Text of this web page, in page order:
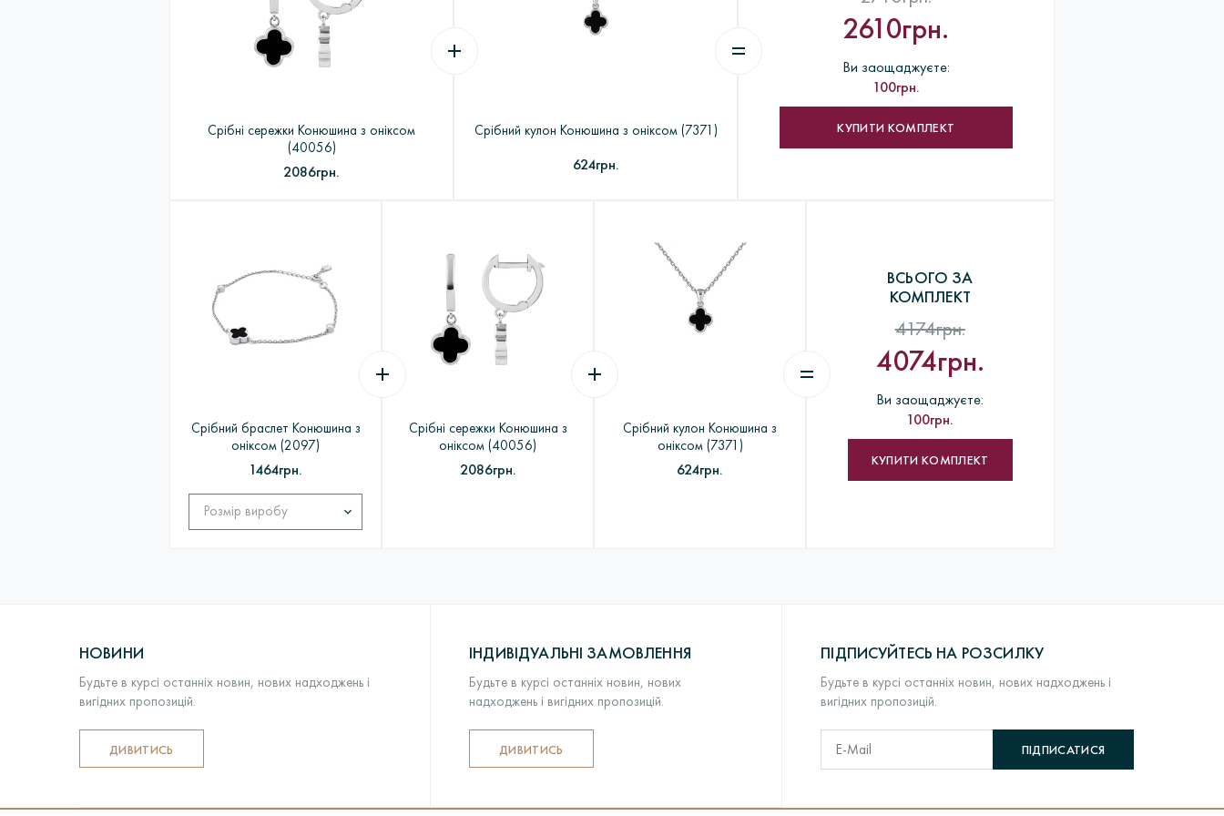
ЦИКЛ: Замовлення покупцем> Обробка замовлення> Виготовлення з воску> Шихтовка> Формування та термообробка форм для лиття> Лиття заготовок
ювелірних виробів в ливарних вакуумних машинах> Комплектація, монтаж та декорування ювелірних виробів> Роботи по шліфовці> ВТК> пробірування виробів
в Пробірною палаті> Підбір вставок і закріпка каміння> Полірування і надання глянцю> Упаковка і відправка покупцеві.
Срібні сережки Конюшина з оніксом
(40056)
2086грн.
Срібний кулон Конюшина з оніксом (7371)
624грн.
2610грн.
Ви заощаджуєте:
100грн.
КУПИТИ КОМПЛЕКТ
Срібний браслет Конюшина з
оніксом (2097)
1464грн.
Срібні сережки Конюшина з
оніксом (40056)
2086грн.
Срібний кулон Конюшина з
оніксом (7371)
624грн.
ВСЬОГО ЗА
КОМПЛЕКТ
4174грн.
4074грн.
Ви заощаджуєте:
100грн.
КУПИТИ КОМПЛЕКТ
НОВИНИ
Будьте в курсі останніх новин, нових надходжень і
вигідних пропозицій.
ДИВИТИСЬ
ІНДИВІДУАЛЬНІ ЗАМОВЛЕННЯ
Будьте в курсі останніх новин, нових
надходжень і вигідних пропозицій.
ДИВИТИСЬ
ПІДПИСУЙТЕСЬ НА РОЗСИЛКУ
Будьте в курсі останніх новин, нових надходжень і
вигідних пропозицій.
ПІДПИСАТИСЯ